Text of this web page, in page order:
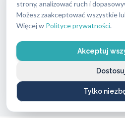
strony, analizować ruch i
Możesz zaakceptować wszystkie
Więcej w Polityce prywatności.
Akceptuj
Tylko
przekłada się na precyzję,
majątek, a bezpieczeństwo
takiej interwencji
Zanim przejdziemy do
jak wygląda cały proces
zakończenia zlecenia.